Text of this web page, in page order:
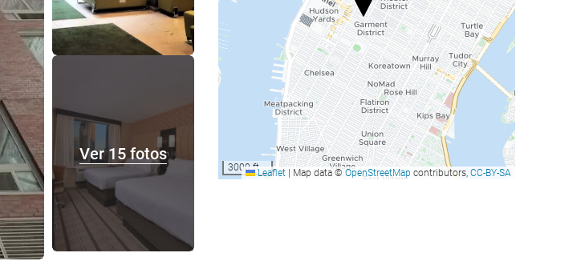
Ver 15 fotos
3000 ftLeaflet Map data © OpenStreetMap contributors, CC-BY-SA